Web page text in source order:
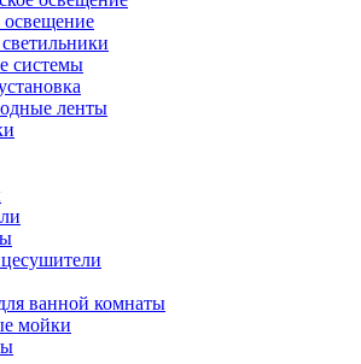
системы
ленты
ванной комнаты
мойки